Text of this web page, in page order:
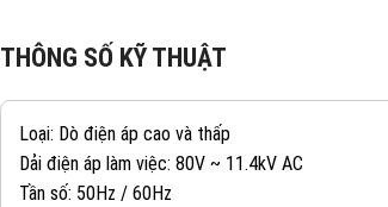
THÔNG SỐ KỸ THUẬT
Loại: Dò điện áp cao và thấp
Dải điện áp làm việc: 80V ~ 11.4kV AC
Tần số: 50Hz / 60Hz